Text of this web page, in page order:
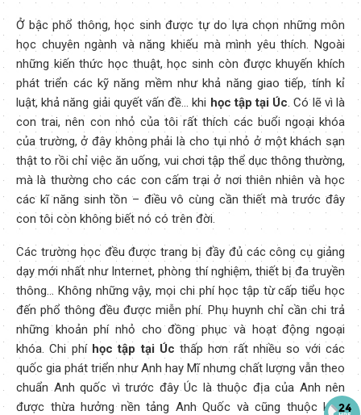
Ở bậc phổ thông, học sinh được tự do lựa chọn những môn
học chuyên ngành và năng khiếu mà mình yêu thích. Ngoài
những kiến thức học thuật, học sinh còn được khuyến khích
phát triển các kỹ năng mềm như khả năng giao tiếp, tính kỉ
luật, khả năng giải quyết vấn đề… khi học tập tại Úc. Có lẽ vì là
con trai, nên con nhỏ của tôi rất thích các buổi ngoại khóa
của trường, ở đây không phải là cho tụi nhỏ ở một khách sạn
thật to rồi chỉ việc ăn uống, vui chơi tập thể dục thông thường,
mà là thường cho các con cấm trại ở nơi thiên nhiên và học
các kĩ năng sinh tồn – điều vô cùng cần thiết mà trước đây
con tôi còn không biết nó có trên đời.
Các trường học đều được trang bị đầy đủ các công cụ giảng
dạy mới nhất như Internet, phòng thí nghiệm, thiết bị đa truyền
thông… Không những vậy, mọi chi phí học tập từ cấp tiểu học
đến phổ thông đều được miễn phí. Phụ huynh chỉ cần chi trả
những khoản phí nhỏ cho đồng phục và hoạt động ngoại
khóa. Chi phí học tập tại Úc thấp hơn rất nhiều so với các
quốc gia phát triển như Anh hay Mĩ nhưng chất lượng vẫn theo
chuẩn Anh quốc vì trước đây Úc là thuộc địa của Anh nên
được thừa hưởng nền tảng Anh Quốc và cũng thuộc khối